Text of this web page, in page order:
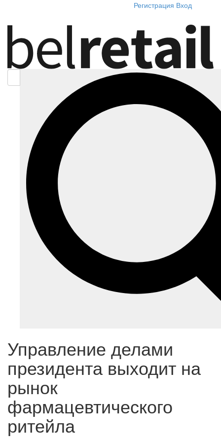
Регистрация Вход
Управление делами
президента выходит на
рынок
фармацевтического
ритейла